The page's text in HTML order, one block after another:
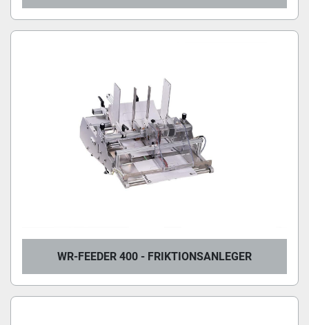
WR-FEEDER 400 - FRIKTIONSANLEGER